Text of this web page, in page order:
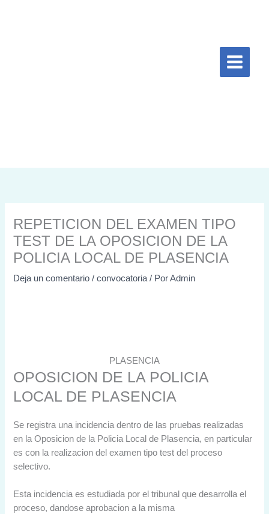
REPETICION DEL EXAMEN TIPO
TEST DE LA OPOSICION DE LA
POLICIA LOCAL DE PLASENCIA
Deja un comentario /convocatoria/ PorAdmin
PLASENCIA
OPOSICION DE LA POLICIA
LOCAL DE PLASENCIA
Se registra una incidencia dentro de las pruebas realizadas
en la Oposicion de la Policia Local de Plasencia, en particular
es con la realizacion del examen tipo test del proceso
selectivo.
Esta incidencia es estudiada por el tribunal que desarrolla el
proceso, dandose aprobacion a la misma